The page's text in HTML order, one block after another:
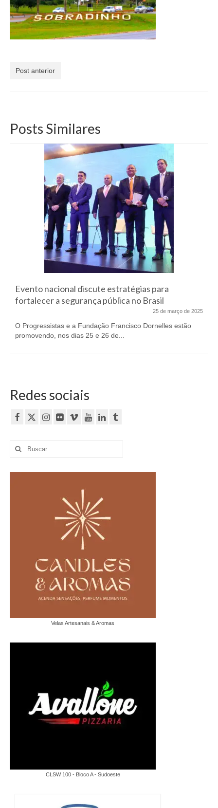
Currículo
Post anterior
Posts Similares
Evento nacional discute estratégias para
fortalecer a segurança pública no Brasil
25 de março de 2025
O Progressistas e a Fundação Francisco Dornelles estão
promovendo, nos dias 25 e 26 de...
Redes sociais
Buscar
por:
Velas Artesanais & Aromas
CLSW 100 - Bloco A - Sudoeste